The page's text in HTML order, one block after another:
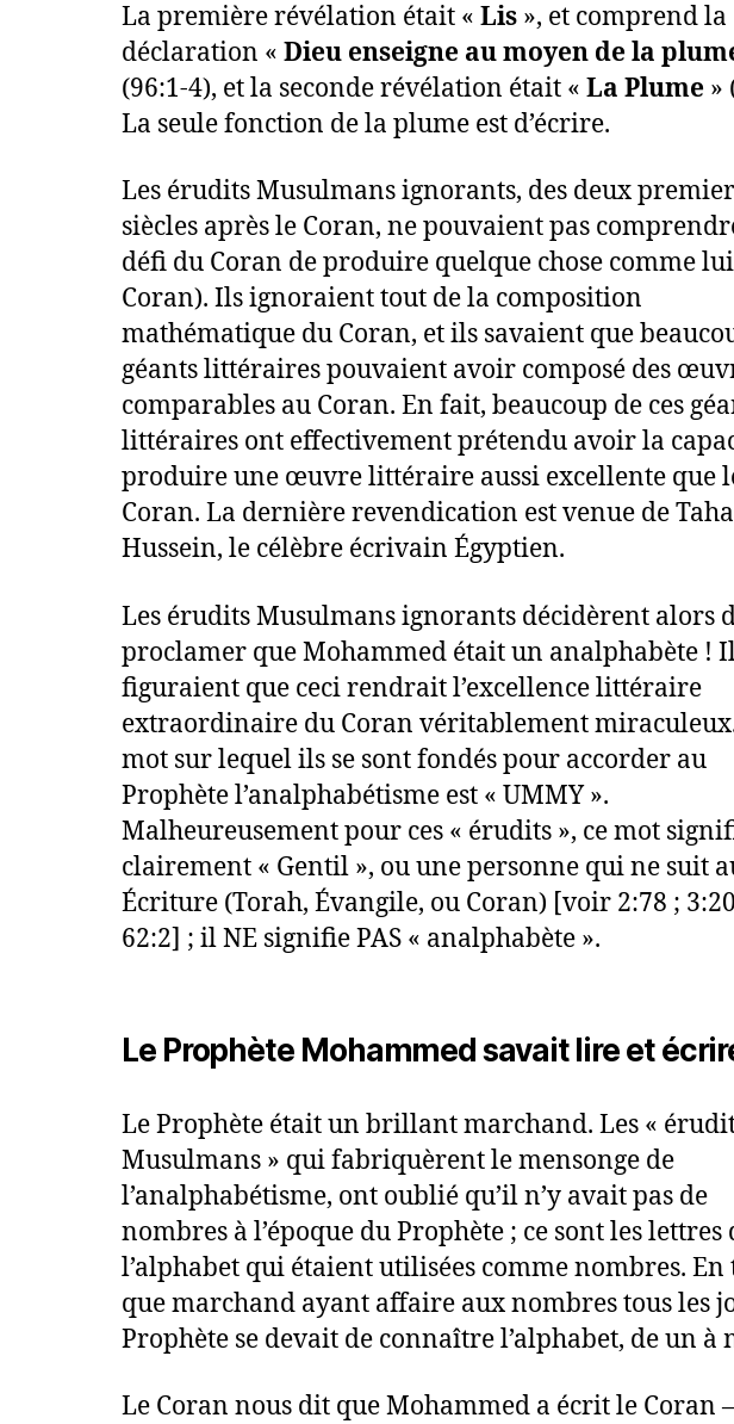
La première révélation était « Lis », et comprend la
déclaration « Dieu enseigne au moyen de la
(96:1-4), et la seconde révélation était « La Plume »
La seule fonction de la plume est d’écrire.
Les érudits Musulmans ignorants, des deux
siècles après le Coran, ne pouvaient pas
défi du Coran de produire quelque chose comme
Coran). Ils ignoraient tout de la composition
mathématique du Coran, et ils savaient que
géants littéraires pouvaient avoir composé des
comparables au Coran. En fait, beaucoup de ces
littéraires ont effectivement prétendu avoir la
produire une œuvre littéraire aussi excellente que
Coran. La dernière revendication est venue de Taha
Hussein, le célèbre écrivain Égyptien.
Les érudits Musulmans ignorants décidèrent alors
proclamer que Mohammed était un analphabète !
figuraient que ceci rendrait l’excellence littéraire
extraordinaire du Coran véritablement
mot sur lequel ils se sont fondés pour accorder au
Prophète l’analphabétisme est « UMMY ».
Malheureusement pour ces « érudits », ce mot
clairement « Gentil », ou une personne qui ne suit
Écriture (Torah, Évangile, ou Coran) [voir 2:78 ;
62:2] ; il NE signifie PAS « analphabète ».
Le Prophète Mohammed savait lire et
Le Prophète était un brillant marchand. Les «
Musulmans » qui fabriquèrent le mensonge de
l’analphabétisme, ont oublié qu’il n’y avait pas de
nombres à l’époque du Prophète ; ce sont les lettres
l’alphabet qui étaient utilisées comme nombres. En
que marchand ayant affaire aux nombres tous les
Prophète se devait de connaître l’alphabet, de un à
Le Coran nous dit que Mohammed a écrit le Coran